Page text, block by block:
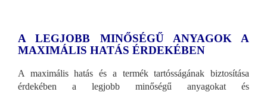
A LEGJOBB MINŐSÉGŰ ANYAGOK A
MAXIMÁLIS HATÁS ÉRDEKÉBEN
A maximális hatás és a termék tartósságának biztosítása
érdekében a legjobb minőségű anyagokat és